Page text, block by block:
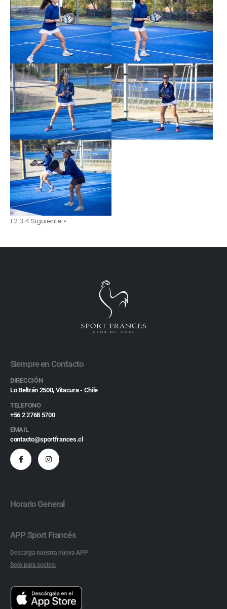
1 2 3 4 Siguiente »
Siempre en Contacto
DIRECCIÓN
Lo Beltrán 2500, Vitacura - Chile
TELEFONO
+56 2 2768 5700
EMAIL
contacto@sportfrances.cl
Horario General
APP Sport Francés
Descarga nuestra nueva APP
Solo para socios: